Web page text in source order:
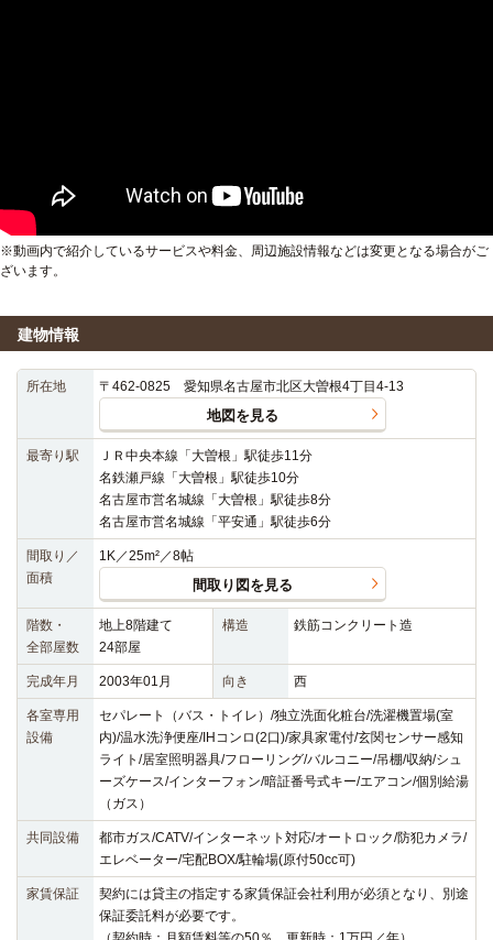
※動画内で紹介しているサービスや料金、周辺施設情報などは変更となる場合がご
ざいます。
建物情報
所在地 〒462-0825 愛知県名古屋市北区大曽根4丁目4-13
地図を見る
最寄り駅
ＪＲ中央本線「大曽根」駅徒歩11分
名鉄瀬戸線「大曽根」駅徒歩10分
名古屋市営名城線「大曽根」駅徒歩8分
名古屋市営名城線「平安通」駅徒歩6分
間取り／
面積
1K／25m²／8帖
間取り図を見る
階数・
全部屋数
地上8階建て
24部屋
構造 鉄筋コンクリート造
完成年月 2003年01月 向き 西
各室専用
設備
セパレート（バス・トイレ）/独立洗面化粧台/洗濯機置場(室
内)/温水洗浄便座/IHコンロ(2口)/家具家電付/玄関センサー感知
ライト/居室照明器具/フローリング/バルコニー/吊棚/収納/シュ
ーズケース/インターフォン/暗証番号式キー/エアコン/個別給湯
（ガス）
共同設備
都市ガス/CATV/インターネット対応/オートロック/防犯カメラ/
エレベーター/宅配BOX/駐輪場(原付50cc可)
家賃保証
契約には貸主の指定する家賃保証会社利用が必須となり、別途
保証委託料が必要です。